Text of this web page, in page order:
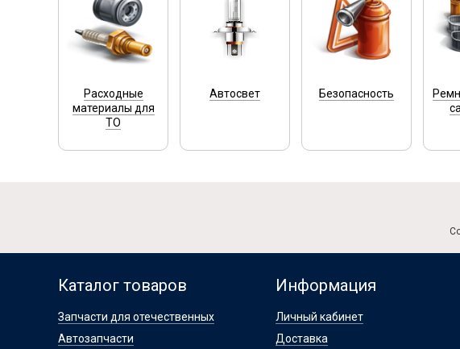
Расходные
материалы для
ТО
Автосвет Безопасность
Каталог товаров
Запчасти для отечественных
Автозапчасти
Информация
Личный кабинет
Доставка